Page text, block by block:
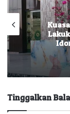
Tinggalkan